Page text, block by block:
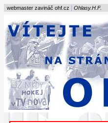
webmaster zavináč ohf.cz | Ohlasy.H.F.